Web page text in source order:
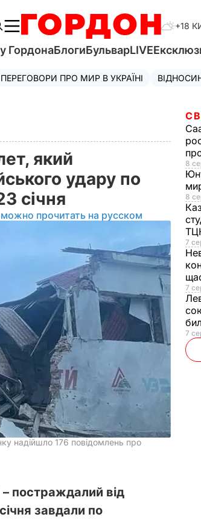
+18
ГордонаБлогиБульварLIVE
ПЕРЕГОВОРИ ПРО МИР В УКРАЇНІ
який
удару по
січня
прочитать на русском
надійшло 176 повідомлень про
постраждалий від
завдали по
8
8
7
7
7